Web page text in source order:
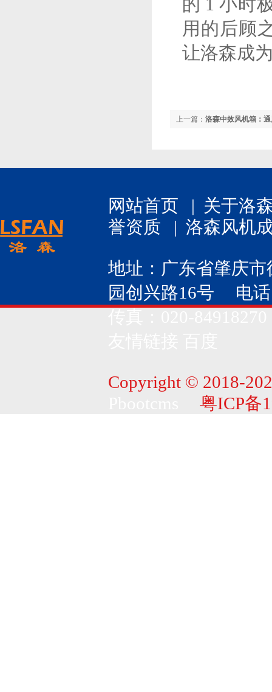
的 1 小时
用的后顾
让洛森成
上一篇： 洛森中效风机箱：
网站首页 | 关于洛
誉资质 | 洛森风机
地址：广东省肇庆
园创兴路16号 电话
Copyright © 2018-
粤ICP备